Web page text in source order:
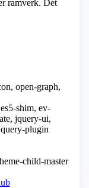
ramverk. Det
open-graph,
shim, ev-
jquery-ui,
plugin
child-master